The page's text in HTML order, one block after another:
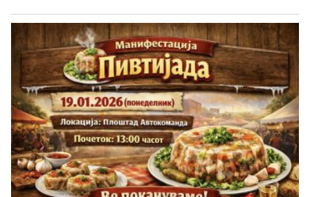
ја градат нашата општина.